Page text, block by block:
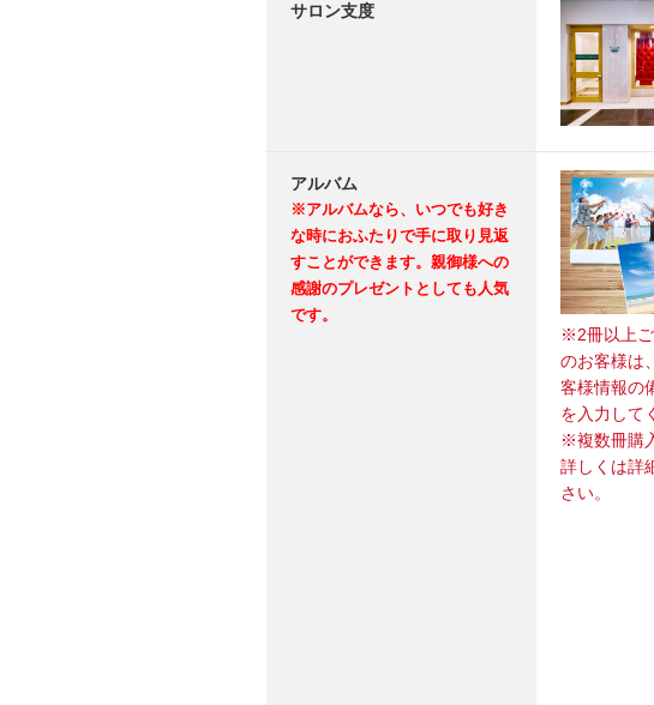
サロン支度
アルバム
※アルバムなら、いつでも好き
な時におふたりで手に取り見返
すことができます。親御様への
感謝のプレゼントとしても人気
です。
※2冊以上
のお客様は
客様情報の
を入力して
※複数冊購
詳しくは詳
さい。